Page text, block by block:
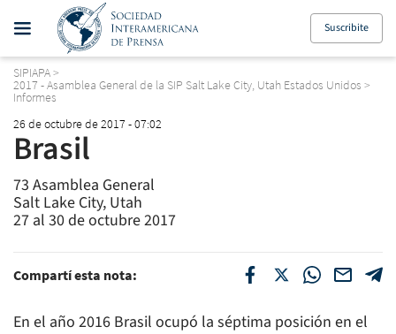
Suscribite
SIPIAPA>
2017 - Asamblea General de la SIP Salt Lake City, Utah Estados Unidos >
Informes
26 de octubre de 2017 - 07:02
Brasil
73 Asamblea General
Salt Lake City, Utah
27 al 30 de octubre 2017
Compartí esta nota:
En el año 2016 Brasil ocupó la séptima posición en el